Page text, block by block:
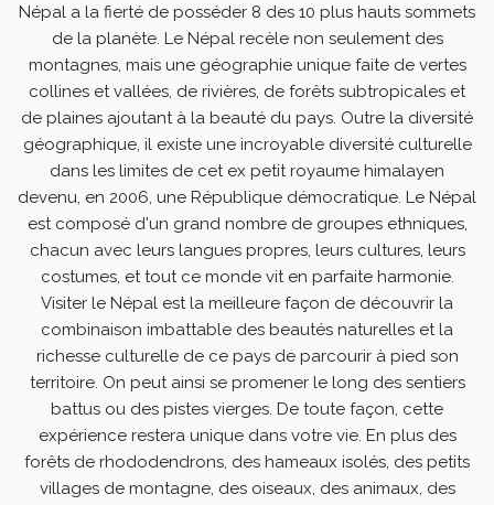
Népal a la fierté de posséder 8 des 10 plus hauts sommets
de la planète. Le Népal recèle non seulement des
montagnes, mais une géographie unique faite de vertes
collines et vallées, de rivières, de forêts subtropicales et
de plaines ajoutant à la beauté du pays. Outre la diversité
géographique, il existe une incroyable diversité culturelle
dans les limites de cet ex petit royaume himalayen
devenu, en 2006, une République démocratique. Le Népal
est composé d'un grand nombre de groupes ethniques,
chacun avec leurs langues propres, leurs cultures, leurs
costumes, et tout ce monde vit en parfaite harmonie.
Visiter le Népal est la meilleure façon de découvrir la
combinaison imbattable des beautés naturelles et la
richesse culturelle de ce pays de parcourir à pied son
territoire. On peut ainsi se promener le long des sentiers
battus ou des pistes vierges. De toute façon, cette
expérience restera unique dans votre vie. En plus des
forêts de rhododendrons, des hameaux isolés, des petits
villages de montagne, des oiseaux, des animaux, des